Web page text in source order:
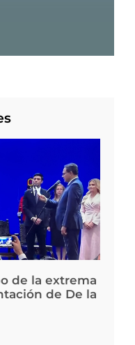
de la extrema
de De la